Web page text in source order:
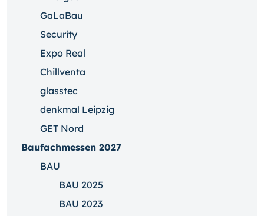
GaLaBau
Security
Expo Real
Chillventa
glasstec
denkmal Leipzig
GET Nord
Baufachmessen 2027
BAU
BAU 2025
BAU 2023